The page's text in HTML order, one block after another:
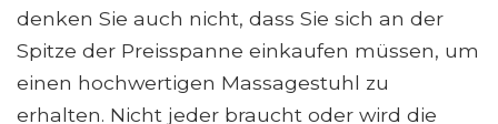
denken Sie auch nicht, dass Sie sich an der
Spitze der Preisspanne einkaufen müssen, um
einen hochwertigen Massagestuhl zu
erhalten. Nicht jeder braucht oder wird die